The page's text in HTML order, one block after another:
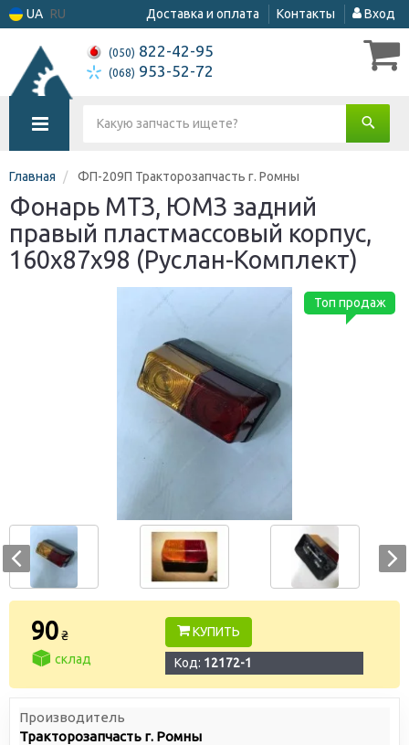
UA RU Доставка и оплата Контакты Вход
(050) 822-42-95
(068) 953-52-72
Главная ФП-209П Тракторозапчасть г. Ромны
Фонарь МТЗ, ЮМЗ задний
правый пластмассовый корпус,
160x87x98 (Руслан-Комплект)
Топ продаж
90₴
склад
КУПИТЬ
Код: 12172-1
Производитель
Тракторозапчасть г. Ромны